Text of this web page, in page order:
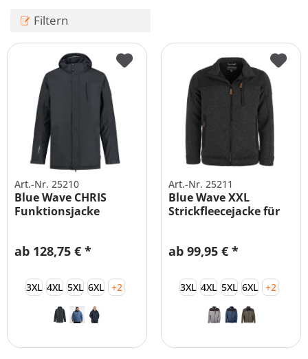
Filtern
Art.-Nr. 25210
Blue Wave CHRIS
Funktionsjacke
ab 128,75 € *
3XL 4XL 5XL 6XL +2
Art.-Nr. 25211
Blue Wave XXL
Strickfleecejacke für
ab 99,95 € *
3XL 4XL 5XL 6XL +2